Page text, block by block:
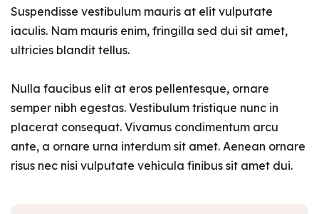
Suspendisse vestibulum mauris at elit vulputate
iaculis. Nam mauris enim, fringilla sed dui sit amet,
ultricies blandit tellus.
Nulla faucibus elit at eros pellentesque, ornare
semper nibh egestas. Vestibulum tristique nunc in
placerat consequat. Vivamus condimentum arcu
ante, a ornare urna interdum sit amet. Aenean ornare
risus nec nisi vulputate vehicula finibus sit amet dui.